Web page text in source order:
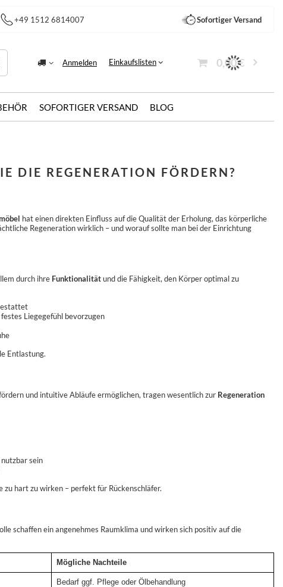
+49 1512 6814007 Sofortiger Versand
Anmelden Einkaufslisten 0,00 €
SOFORTIGER VERSAND BLOG
DIE REGENERATION FÖRDERN?
hat einen direkten Einfluss auf die Qualität der Erholung, das körperliche
Regeneration wirklich – und worauf sollte man bei der Einrichtung
durch ihre Funktionalitätund die Fähigkeit, den Körper optimal zu
Liegegefühl bevorzugen
Entlastung.
und intuitive Abläufe ermöglichen, tragen wesentlich zur Regeneration
sein
zu hart zu wirken – perfekt für Rückenschläfer.
schaffen ein angenehmes Raumklima und wirken sich positiv auf die
Mögliche Nachteile
Bedarf ggf. Pflege oder Ölbehandlung